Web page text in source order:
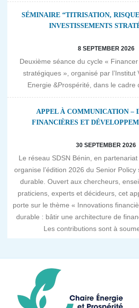
SÉMINAIRE “TITRISATION,
INVESTISSEMENTS
8 SEPTEMBER 2026
Deuxième séance du cycle «
stratégiques », organisé par l’Institut
Energie &Prospérité, dans le cadre
APPEL À COMMUNICATION –
FINANCIÈRES ET
30 SEPTEMBER 2026
Le réseau SDSN Bénin, en
organise l’édition 2026 du Senior
durable. Ouvert aux chercheurs,
praticiens, experts et décideurs, cet
porte sur le thème « Innovations
durable : bâtir une architecture de
Les contributions sont à